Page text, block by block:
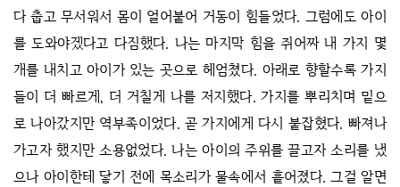
다 춥고 무서워서 몸이 얼어붙어 거동이 힘들었다. 그럼에도 아이
를 도와야겠다고 다짐했다. 나는 마지막 힘을 쥐어짜 내 가지 몇
개를 내치고 아이가 있는 곳으로 헤엄쳤다. 아래로 향할수록 가지
들이 더 빠르게, 더 거칠게 나를 저지했다. 가지를 뿌리치며 밑으
로 나아갔지만 역부족이었다. 곧 가지에게 다시 붙잡혔다. 빠져나
가고자 했지만 소용없었다. 나는 아이의 주위를 끌고자 소리를 냈
으나 아이한테 닿기 전에 목소리가 물속에서 흩어졌다. 그걸 알면